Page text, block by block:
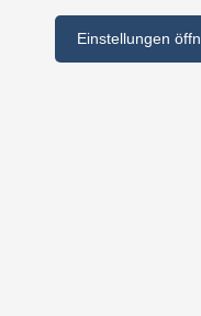
Einstellungen